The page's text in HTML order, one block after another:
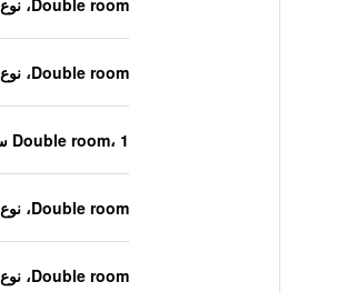
Double room، نوع السرير غير معروف
Double room، نوع السرير غير معروف
Double room، 1 سرير مزدوج
Double room، نوع السرير غير معروف
Double room، نوع السرير غير معروف